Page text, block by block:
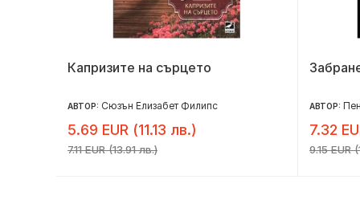
Капризите на сърцето
АВТОР: Сюзън Елизабет Филипс
5.69 EUR (11.13 лв.)
7.11 EUR (13.91 лв.)
АВТОР:
7.32
9.15 EUR